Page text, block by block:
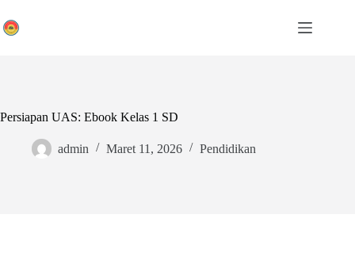
to
content
Persiapan UAS: Ebook Kelas 1 SD
admin Maret 11, 2026 Pendidikan